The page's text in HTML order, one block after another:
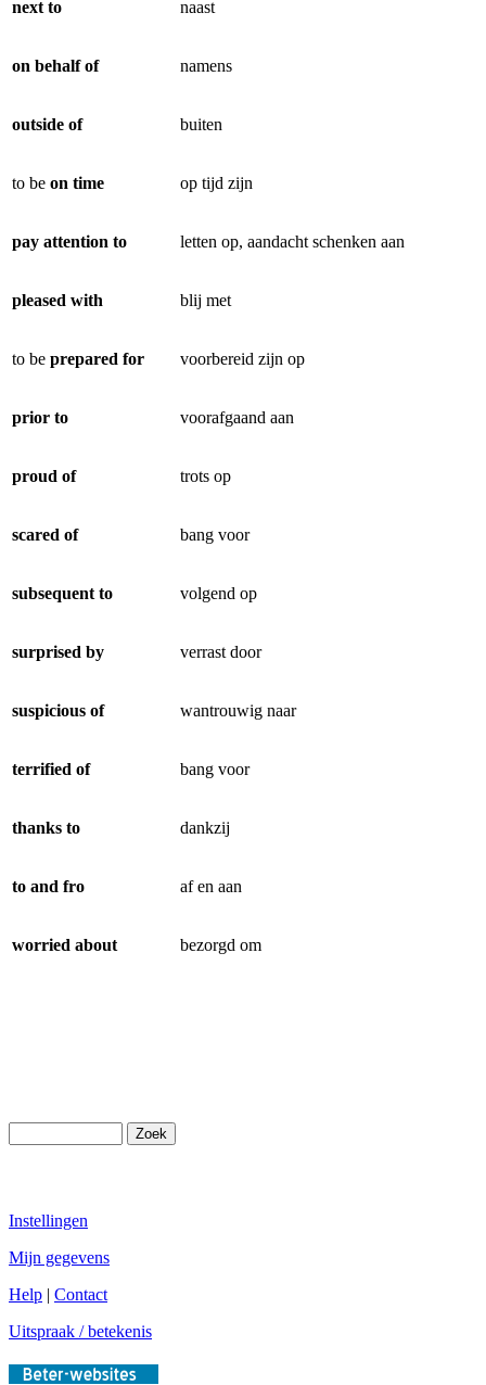
next to naast
on behalf of namens
outside of buiten
to be on time op tijd zijn
pay attention to letten op, aandacht schenken aan
pleased with blij met
to be prepared for voorbereid zijn op
prior to voorafgaand aan
proud of trots op
scared of bang voor
subsequent to volgend op
surprised by verrast door
suspicious of wantrouwig naar
terrified of bang voor
thanks to dankzij
to and fro af en aan
worried about bezorgd om
Instellingen
Mijn gegevens
Help | Contact
Uitspraak / betekenis